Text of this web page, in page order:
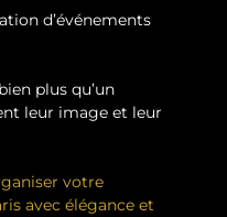
d’événements
plus qu’un
leur image et leur
votre
avec élégance et